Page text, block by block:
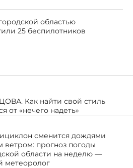
областью
25 беспилотников
Как найти свой стиль
от «нечего надеть»
сменится дождями
ветром: прогноз погоды
области на неделю —
метеоролог